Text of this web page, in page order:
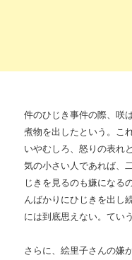
件のひじき事件の際、咲
煮物を出したという。こ
いやむしろ、怒りの表れ
気の小さい人であれば、
じきを見るのも嫌になる
んばかりにひじきを出し
には到底思えない。てい
さらに、絵里子さんの嫌